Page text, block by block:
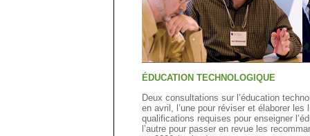
ÉDUCATION TECHNOLOGIQUE
Deux consultations sur l’éducation
en avril, l’une pour réviser et élaborer
qualifications requises pour enseigner
l’autre pour passer en revue les